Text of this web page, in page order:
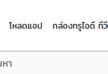
โหลดแอป กล่องทรูไอดี ทีวี